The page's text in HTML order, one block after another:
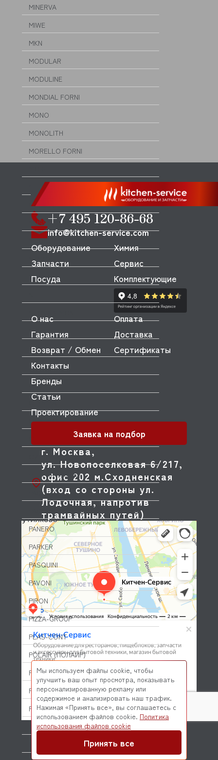
MINERVA
MIWE
MKN
MODULAR
MODULINE
MONDIAL FORNI
MONO
MONOLITH
MORELLO FORNI
MORICE
MULLER
MUSSO
MVQ
NEMOX
NOPEIN
ODE
OEM
OLAB
OLIS
OLYMPIA
OMNIWASH
OZTIRYAKILER
P.L. Proff Cuisine
PACKVAC
PANERO
PARKER
PASQUINI
PAVONI
PIRON
PIZZA-GROUP
PLAS-CONT
POLAIR (ПОЛАИР)
PONY
POPCAKE
PRATICA
PRIMAX
+7 495 120-86-68
info@kitchen-service.com
г. Москва,
ул. Новопоселковая 6/217,
офис 202 м.Сходненская
(вход со стороны ул.
Лодочная, напротив
трамвайных путей)
Оборудование
Запчасти
Посуда
Химия
Сервис
Комплектующие
О нас
Оплата
Гарантия
Доставка
Возврат / Обмен
Сертификаты
Контакты
Бренды
Статьи
Проектирование
Заявка на подбор
© 2026 Kitchen-Service.com Интернет-магазин запчастей
и оборудования профессиональной кухни
Мы используем файлы cookie, чтобы
улучшить ваш опыт просмотра, показывать
персонализированную рекламу или
содержимое и анализировать наш трафик.
Нажимая «Принять все», вы соглашаетесь с
использованием файлов cookie. Политика
использования файлов cookie
Принять все